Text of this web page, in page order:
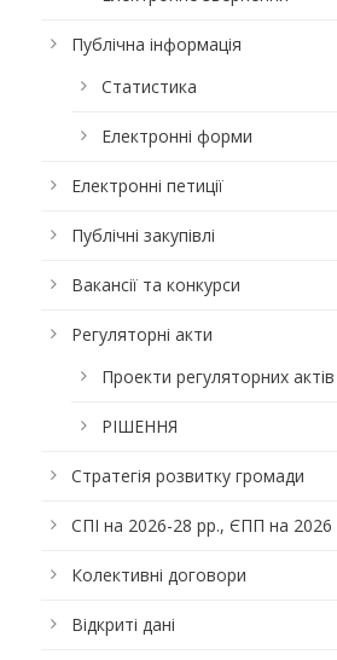
Публічна інформація
Статистика
Електронні форми
Електронні петиції
Публічні закупівлі
Вакансії та конкурси
Регуляторні акти
Проекти регуляторних актів
РІШЕННЯ
Стратегія розвитку громади
СПІ на 2026-28 рр., ЄПП на 2026
Колективні договори
Відкриті дані